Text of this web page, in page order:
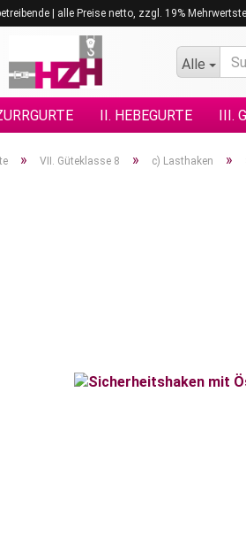
| alle Preise netto, zzgl. 19%
Alle
II. HEBEGURTE III.
» VII. Güteklasse 8 » c) Lasthaken »